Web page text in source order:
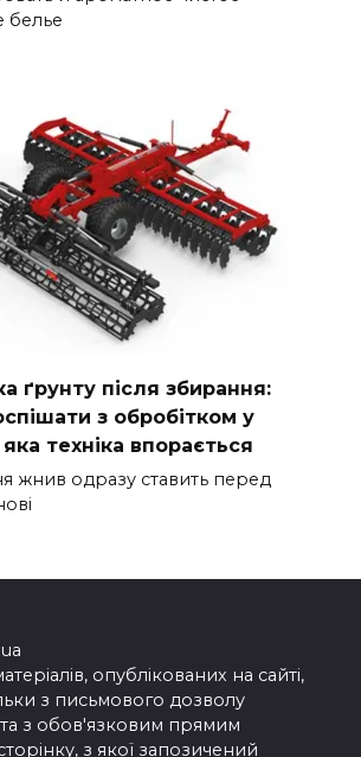
белье
ґрунту після збирання:
з обробітком у
техніка впорається
жнив одразу ставить перед
опублікованих на сайті,
з письмового дозволу
з обов'язковим прямим
з якої запозичений